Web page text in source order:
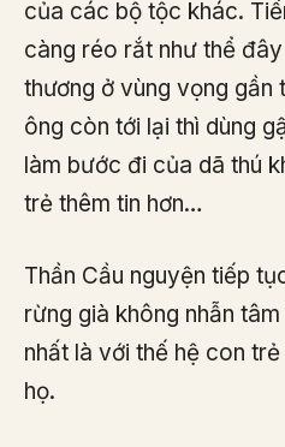
của các bộ tộc khác.
càng réo rắt như thể
thương ở vùng vọng gần
ông còn tới lại thì dùng
làm bước đi của dã thú
trẻ thêm tin hơn…
Thần Cầu nguyện tiếp
rừng già không nhẫn
nhất là với thế hệ con
họ.